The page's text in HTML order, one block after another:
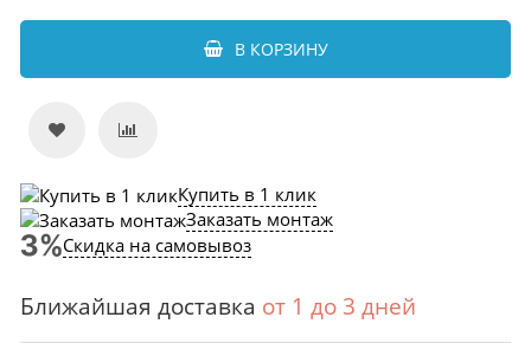
В КОРЗИНУ
Купить в 1 клик
Заказать монтаж
Скидка на самовывоз
Ближайшая доставка от 1 до 3 дней